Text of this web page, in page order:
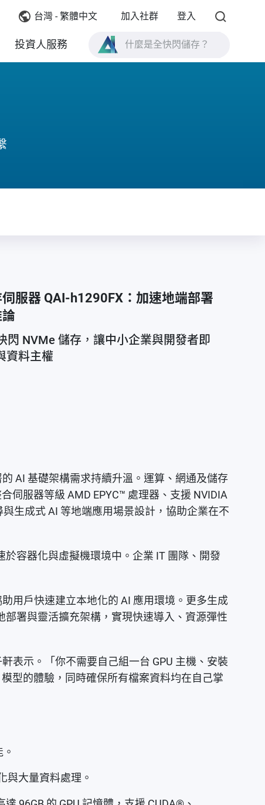
台灣 - 繁體中文 加入社群 登入
投資人服務
服器 QAI-h1290FX：加速地端部署
閃 NVMe 儲存，讓中小企業與開發者即
資料主權
AI 基礎架構需求持續升溫。運算、網通及儲存
合伺服器等級 AMD EPYC™ 處理器、支援 NVIDIA
生成式 AI 等地端應用場景設計，協助企業在不
於容器化與虛擬機環境中。企業 IT 團隊、開發
用戶快速建立本地化的 AI 應用環境。更多生成
署與靈活擴充架構，實現快速導入、資源彈性
表示。「你不需要自己組一台 GPU 主機、安裝
型的體驗，同時確保所有檔案資料均在自己掌
與大量資料處理。